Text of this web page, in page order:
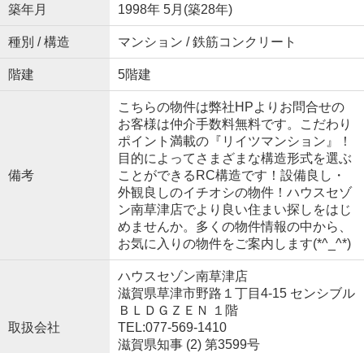
築年月 1998年 5月(築28年)
種別 / 構造 マンション / 鉄筋コンクリート
階建 5階建
備考
こちらの物件は弊社HPよりお問合せの
お客様は仲介手数料無料です。こだわり
ポイント満載の『リイツマンション』！
目的によってさまざまな構造形式を選ぶ
ことができるRC構造です！設備良し・
外観良しのイチオシの物件！ハウスセゾ
ン南草津店でより良い住まい探しをはじ
めませんか。多くの物件情報の中から、
お気に入りの物件をご案内します(*^_^*)
取扱会社
ハウスセゾン南草津店
滋賀県草津市野路１丁目4-15 センシブル
ＢＬＤＧＺＥＮ １階
TEL:077-569-1410
滋賀県知事 (2) 第3599号